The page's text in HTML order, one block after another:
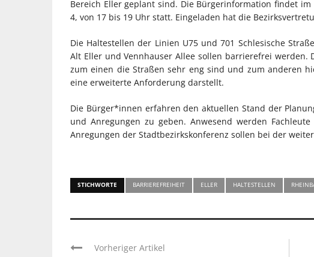
Bereich Eller geplant sind. Die Bürgerinformation findet
4, von 17 bis 19 Uhr statt. Eingeladen hat die
Die Haltestellen der Linien U75 und 701 Schlesische
Alt Eller und Vennhauser Allee sollen barrierefrei werden.
zum einen die Straßen sehr eng sind und zum anderen
eine erweiterte Anforderung darstellt.
Die Bürger*innen erfahren den aktuellen Stand der
und Anregungen zu geben. Anwesend werden
Anregungen der Stadtbezirkskonferenz sollen bei der
STICHWORTE BARRIEREFREIHEIT ELLER HALTESTELLEN
Vorheriger Artikel